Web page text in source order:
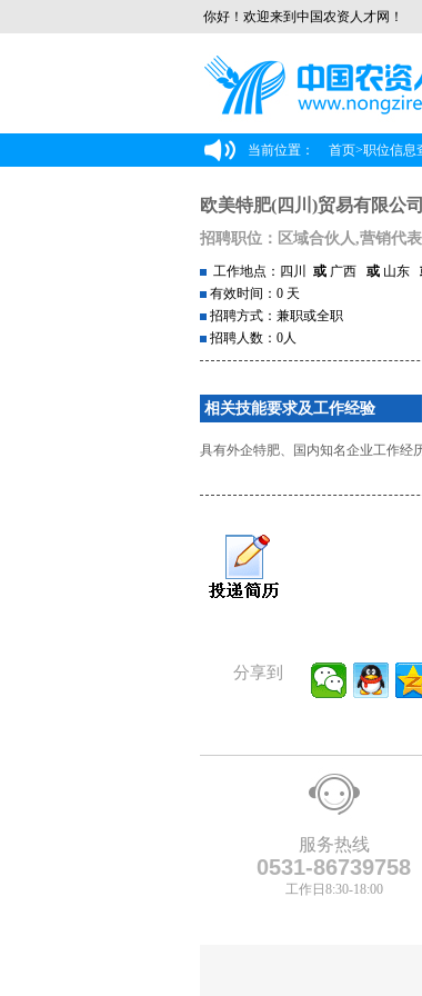
你好！欢迎来到中国农资人才网！
当前位置： 首页>职位信息
欧美特肥(四川)贸易有限公司
招聘职位：区域合伙人,营销代表
工作地点：四川 或广西 或山东
有效时间：0 天
招聘方式：兼职或全职
招聘人数：0人
相关技能要求及工作经验
具有外企特肥、国内知名企业工作经
分享到
服务热线
0531-86739758
工作日8:30-18:00